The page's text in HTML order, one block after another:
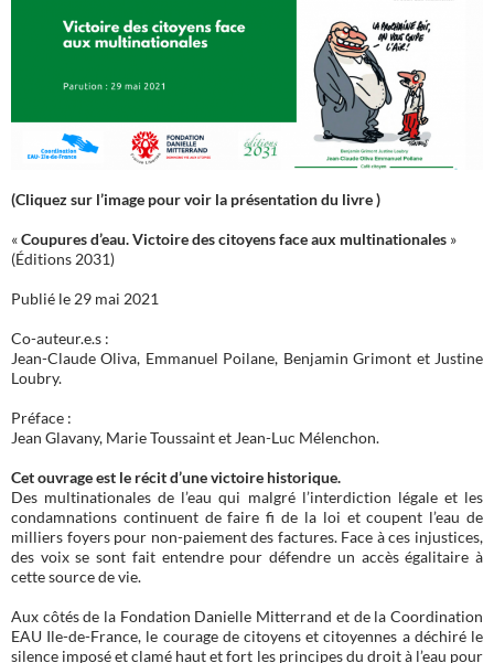
(Cliquez sur l’image pour voir la présentation du livre )
«Coupures d’eau. Victoire des citoyens face aux multinationales »
(Éditions 2031)
Publié le 29 mai 2021
Co-auteur.e.s :
Jean-Claude Oliva, Emmanuel Poilane, Benjamin Grimont et Justine
Loubry.
Préface :
Jean Glavany, Marie Toussaint et Jean-Luc Mélenchon.
Cet ouvrage est le récit d’une victoire historique.
Des multinationales de l’eau qui malgré l’interdiction légale et les
condamnations continuent de faire fi de la loi et coupent l’eau de
milliers foyers pour non-paiement des factures. Face à ces injustices,
des voix se sont fait entendre pour défendre un accès égalitaire à
cette source de vie.
Aux côtés de la Fondation Danielle Mitterrand et de la Coordination
EAU Ile-de-France, le courage de citoyens et citoyennes a déchiré le
silence imposé et clamé haut et fort les principes du droit à l’eau pour